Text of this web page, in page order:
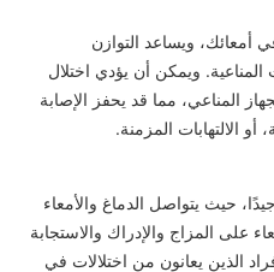
أمعائك، ويساعد التوازن
ويمكن أن يؤدي اختلال
المناعي، مما قد يحفز الإصابة
أو الالتهابات المزمنة.
حيث يتواصل الدماغ والأمعاء
على المزاج والإدراك والاستجابة
الذين يعانون من اختلالات في